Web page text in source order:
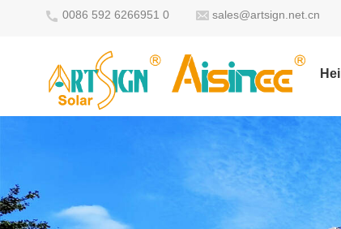
0086 592 6266951 0 sales@artsign.net.cn